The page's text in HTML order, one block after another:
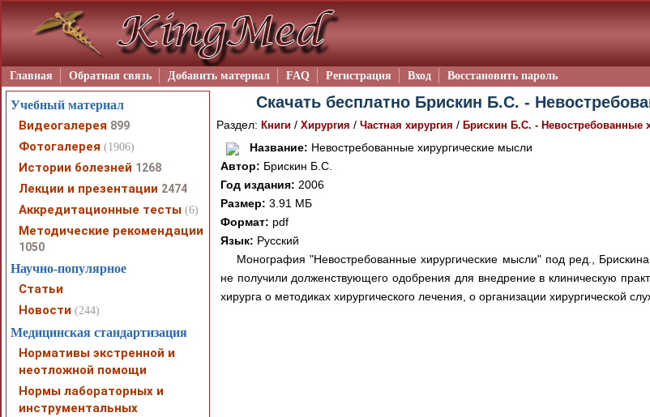
Главная Обратная связь Добавить материал FAQ Регистрация Вход Восстановить пароль
Скачать бесплатно Брискин Б.С. -
Раздел: Книги / Хирургия / Частная хирургия / Брискин Б.С. - Невостребованные
Название: Невостребованные хирургические мысли
Автор: Брискин Б.С.
Год издания: 2006
Размер: 3.91 МБ
Формат: pdf
Язык: Русский
Монография "Невостребованные хирургические мысли" под ред.,
не получили долженствующего одобрения для внедрение в клиническую
хирурга о методиках хирургического лечения, о организации хирургической
Учебный материал
Видеогалерея 899
Фотогалерея (1906)
Истории болезней 1268
Лекции и презентации 2474
Аккредитационные тесты (6)
Методические рекомендации
1050
Научно-популярное
Статьи
Новости (244)
Медицинская стандартизация
Нормативы экстренной и
неотложной помощи
Нормы лабораторных и
инструментальных